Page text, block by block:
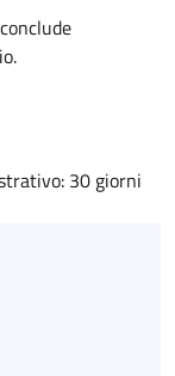
30 giorni